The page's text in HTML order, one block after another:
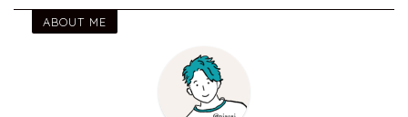
ABOUT ME